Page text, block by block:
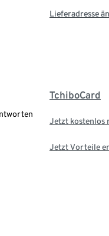
Lieferadresse
TchiboCard
Jetzt kostenlos
Jetzt Vorteile